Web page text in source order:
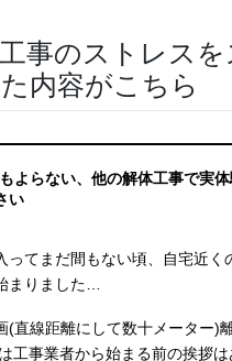
事のストレスを
内容がこちら
よらない、他の解体工事で実体
い
ってまだ間もない頃、自宅近く
まりました…
(直線距離にして数十メーター)
工事業者から始まる前の挨拶